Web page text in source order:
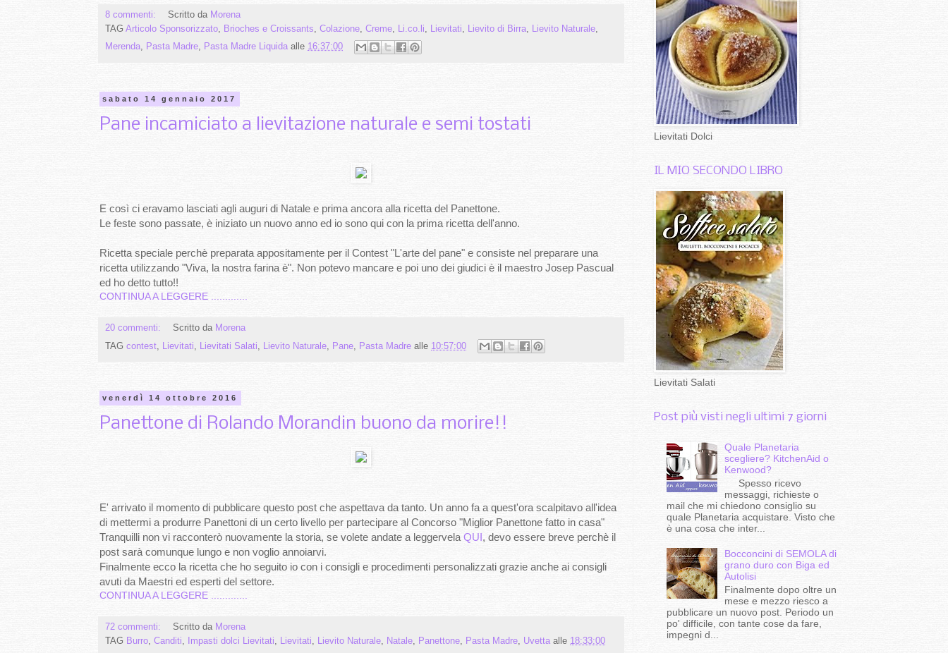
8 commenti: Scritto da Morena
TAG Articolo Sponsorizzato, Brioches e Croissants, Colazione, Creme, Li.co.li, Lievitati, Lievito di Birra, Lievito Naturale,
Merenda, Pasta Madre, Pasta Madre Liquida alle 16:37:00
sabato 14 gennaio 2017
Pane incamiciato a lievitazione naturale e semi tostati
E così ci eravamo lasciati agli auguri di Natale e prima ancora alla ricetta del Panettone.
Le feste sono passate, è iniziato un nuovo anno ed io sono qui con la prima ricetta dell'anno.
Ricetta speciale perchè preparata appositamente per il Contest "L'arte del pane" e consiste nel preparare una
ricetta utilizzando "Viva, la nostra farina è". Non potevo mancare e poi uno dei giudici è il maestro Josep Pascual
ed ho detto tutto!!
CONTINUA A LEGGERE .............
20 commenti: Scritto da Morena
TAG contest Lievitati Lievitati Salati Lievito Naturale Pane Pasta Madre alle 10:57:00
venerdì 14 ottobre 2016
Panettone di Rolando Morandin buono da morire!!
E' arrivato il momento di pubblicare questo post che aspettava da tanto. Un anno fa a quest'ora scalpitavo all'idea
di mettermi a produrre Panettoni di un certo livello per partecipare al Concorso "Miglior Panettone fatto in casa"
Tranquilli non vi racconterò nuovamente la storia, se volete andate a leggervela QUI, devo essere breve perchè il
post sarà comunque lungo e non voglio annoiarvi.
Finalmente ecco la ricetta che ho seguito io con i consigli e procedimenti personalizzati grazie anche ai consigli
avuti da Maestri ed esperti del settore.
CONTINUA A LEGGERE .............
72 commenti: Scritto da Morena
TAG Burro, Canditi, Impasti dolci Lievitati, Lievitati, Lievito Naturale, Natale, Panettone, Pasta Madre, Uvetta alle 18:33:00
Lievitati Dolci
IL MIO SECONDO LIBRO
Lievitati Salati
Post più visti negli ultimi 7 giorni
Quale Planetaria
scegliere? KitchenAid o
Kenwood?
Spesso ricevo
messaggi, richieste o
mail che mi chiedono consiglio su
quale Planetaria acquistare. Visto che
è una cosa che inter...
Bocconcini di SEMOLA di
grano duro con Biga ed
Autolisi
Finalmente dopo oltre un
mese e mezzo riesco a
pubblicare un nuovo post. Periodo un
po' difficile, con tante cose da fare,
impegni d...